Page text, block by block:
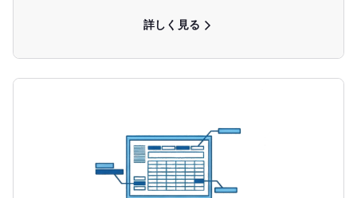
詳しく見る